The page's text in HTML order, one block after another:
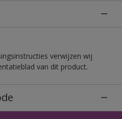
verwijzen wij
van dit product.